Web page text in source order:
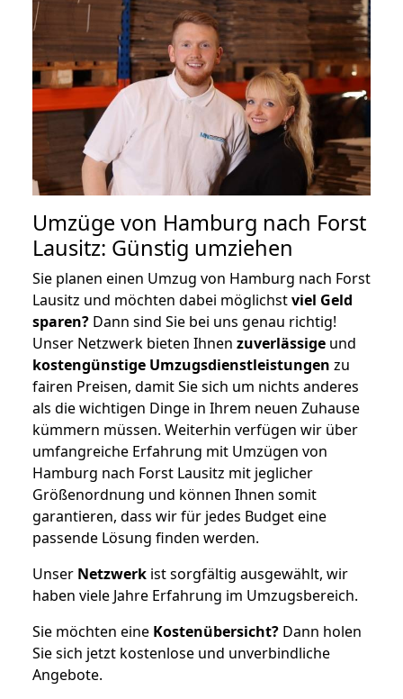
Umzüge von Hamburg nach Forst
Lausitz: Günstig umziehen
Sie planen einen Umzug von Hamburg nach Forst
Lausitz und möchten dabei möglichstviel Geld
sparen? Dann sind Sie bei uns genau richtig!
Unser Netzwerk bieten Ihnen zuverlässige und
kostengünstige Umzugsdienstleistungen zu
fairen Preisen, damit Sie sich um nichts anderes
als die wichtigen Dinge in Ihrem neuen Zuhause
kümmern müssen. Weiterhin verfügen wir über
umfangreiche Erfahrung mit Umzügen von
Hamburg nach Forst Lausitz mit jeglicher
Größenordnung und können Ihnen somit
garantieren, dass wir für jedes Budget eine
passende Lösung finden werden.
Unser Netzwerk ist sorgfältig ausgewählt, wir
haben viele Jahre Erfahrung im Umzugsbereich.
Sie möchten eine Kostenübersicht? Dann holen
Sie sich jetzt kostenlose und unverbindliche
Angebote.